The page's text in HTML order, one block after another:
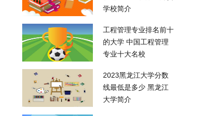
学校简介
工程管理专业排名前十
的大学 中国工程管理
专业十大名校
2023黑龙江大学分数
线最低是多少 黑龙江
大学简介